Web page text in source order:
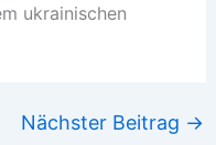
ukrainischen
Nächster Beitrag →